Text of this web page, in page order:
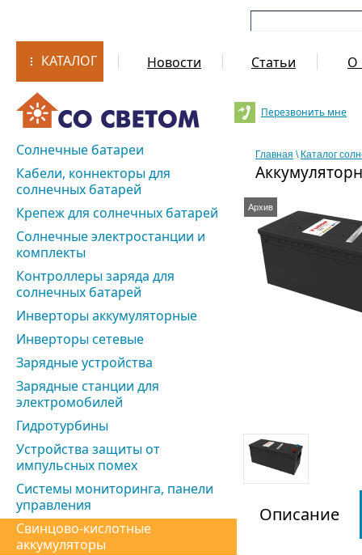
КАТАЛОГ Новости Статьи О
Перезвонить мне
Солнечные батареи
Кабели, коннекторы для
солнечных батарей
Крепеж для солнечных батарей
Солнечные электростанции и
комплекты
Контроллеры заряда для
солнечных батарей
Инверторы аккумуляторные
Инверторы сетевые
Зарядные устройства
Зарядные станции для
электромобилей
Гидротурбины
Устройства защиты от
импульсных помех
Системы мониторинга, панели
управления
Свинцово-кислотные
аккумуляторы
Главная \ Каталог
Архив
Описание